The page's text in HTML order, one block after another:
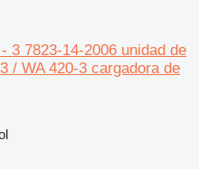
3 7823-14-2006 unidad de
/ WA 420-3 cargadora de